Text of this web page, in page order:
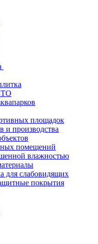
площадок
и производства
помещений
влажностью
для слабовидящих
покрытия